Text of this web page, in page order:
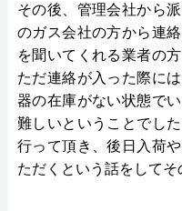
その後、管理会社から
のガス会社の方から連
を聞いてくれる業者の
ただ連絡が入った際に
器の在庫がない状態で
難しいということでし
行って頂き、後日入荷
ただくという話をしてそ